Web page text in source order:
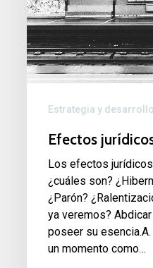
Estrategia y
Efectos
Los efectos
¿cuáles son?
¿Parón?
ya veremos?
poseer su
un momento como…